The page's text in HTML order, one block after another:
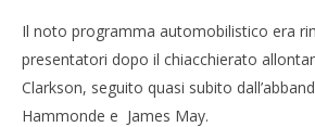
Il noto programma automobilistico era
presentatori dopo il chiacchierato
Clarkson, seguito quasi subito
Hammonde e James May.